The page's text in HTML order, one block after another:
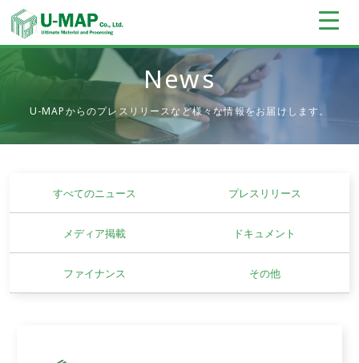
News
U-MAPからのプレスリリースなど様々な情報をお届けします。
すべてのニュース プレスリリース
メディア掲載 ドキュメント
ファイナンス その他